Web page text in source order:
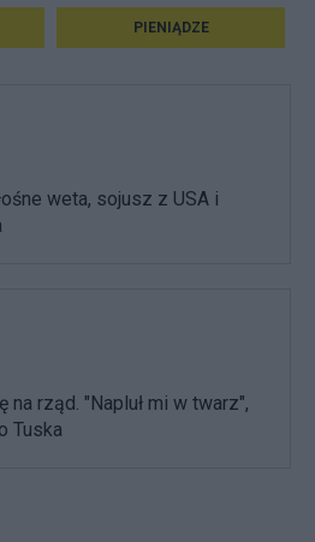
PIENIĄDZE
weta, sojusz z USA i
na rząd. "Napluł mi w twarz",
Tuska